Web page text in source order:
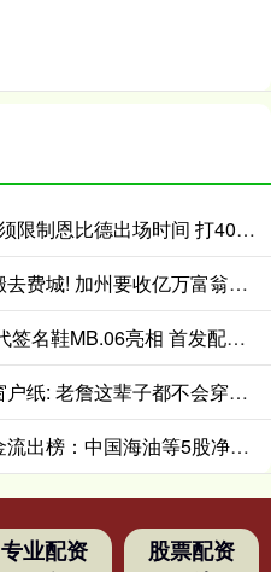
怀远股票 帕森斯: 常规赛必须限制恩比德出场时间 打40场&每场25分钟就行了
广州典丰 詹姆斯离开湖人搬去费城! 加州要收亿万富翁税, 搬走也白搭?
金财配资 拉梅洛·鲍尔第六代签名鞋MB.06亮相 首发配色将于近日小面积发售
全电配资 追梦一句话捅破窗户纸: 老詹这辈子都不会穿勇士球衣
中期国际 石油石化行业资金流出榜：中国海油等5股净流出资金超5000万元
专业配资
股票配资